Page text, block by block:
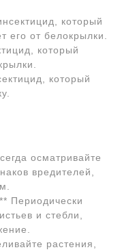
который
его от белокрылки.
который
который
осматривайте
вредителей,
Периодически
и стебли,
растения,